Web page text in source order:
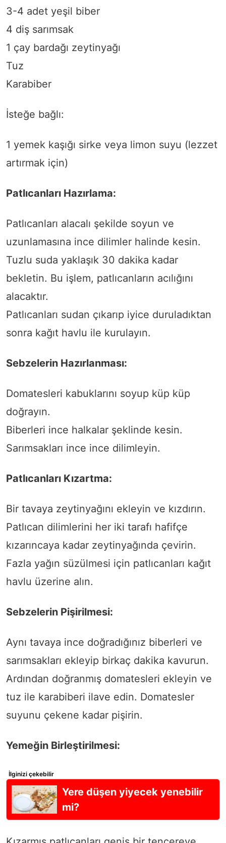
3-4 adet yeşil biber
4 diş sarımsak
1 çay bardağı zeytinyağı
Tuz
Karabiber
İsteğe bağlı:
1 yemek kaşığı sirke veya limon suyu (lezzet
artırmak için)
Patlıcanları Hazırlama:
Patlıcanları alacalı şekilde soyun ve
uzunlamasına ince dilimler halinde kesin.
Tuzlu suda yaklaşık 30 dakika kadar
bekletin. Bu işlem, patlıcanların acılığını
alacaktır.
Patlıcanları sudan çıkarıp iyice duruladıktan
sonra kağıt havlu ile kurulayın.
Sebzelerin Hazırlanması:
Domatesleri kabuklarını soyup küp küp
doğrayın.
Biberleri ince halkalar şeklinde kesin.
Sarımsakları ince ince dilimleyin.
Patlıcanları Kızartma:
Bir tavaya zeytinyağını ekleyin ve kızdırın.
Patlıcan dilimlerini her iki tarafı hafifçe
kızarıncaya kadar zeytinyağında çevirin.
Fazla yağın süzülmesi için patlıcanları kağıt
havlu üzerine alın.
Sebzelerin Pişirilmesi:
Aynı tavaya ince doğradığınız biberleri ve
sarımsakları ekleyip birkaç dakika kavurun.
Ardından doğranmış domatesleri ekleyin ve
tuz ile karabiberi ilave edin. Domatesler
suyunu çekene kadar pişirin.
Yemeğin Birleştirilmesi:
İlginizi çekebilir
Yere düşen yiyecek yenebilir
mi?